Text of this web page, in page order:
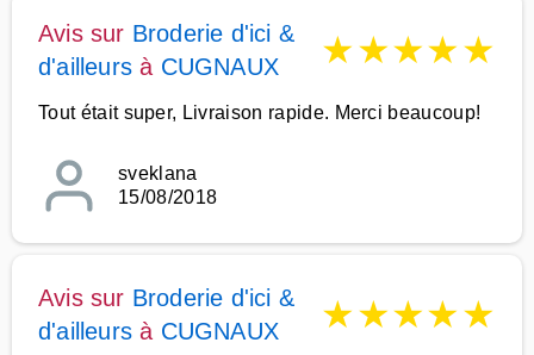
Avis sur Broderie d'ici &
d'ailleurs à CUGNAUX ★★★★★
Tout était super, Livraison rapide. Merci beaucoup!
sveklana
15/08/2018
Avis sur Broderie d'ici &
d'ailleurs à CUGNAUX ★★★★★